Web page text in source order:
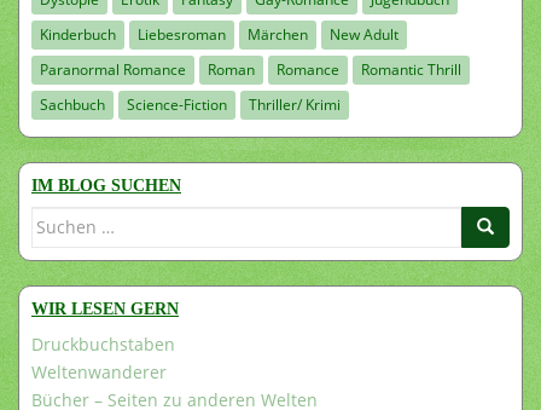
Kinderbuch
Liebesroman Märchen
New Adult
Paranormal Romance
Roman Romance
Romantic Thrill
Sachbuch
Science-Fiction Thriller/ Krimi
IM BLOG SUCHEN
Suchen
WIR LESEN GERN
Druckbuchstaben
Weltenwanderer
Bücher – Seiten zu anderen Welten